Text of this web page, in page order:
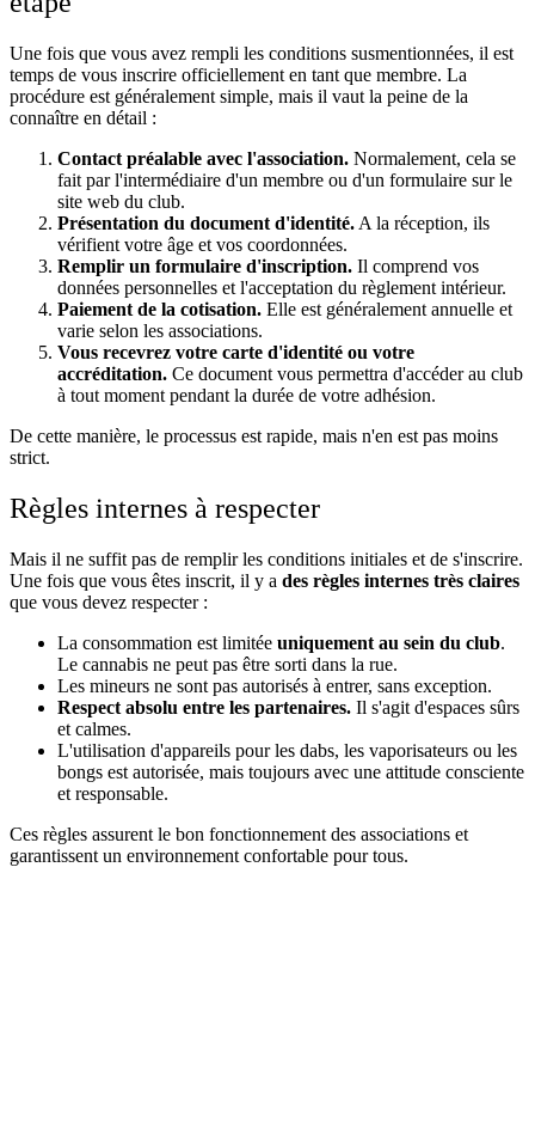
Une fois que vous avez rempli les conditions susmentionnées, il est
temps de vous inscrire officiellement en tant que membre. La
procédure est généralement simple, mais il vaut la peine de la
connaître en détail :
Contact préalable avec l'association. Normalement, cela se
fait par l'intermédiaire d'un membre ou d'un formulaire sur le
site web du club.
Présentation du document d'identité. A la réception, ils
vérifient votre âge et vos coordonnées.
Remplir un formulaire d'inscription. Il comprend vos
données personnelles et l'acceptation du règlement intérieur.
Paiement de la cotisation. Elle est généralement annuelle et
varie selon les associations.
Vous recevrez votre carte d'identité ou votre
accréditation. Ce document vous permettra d'accéder au club
à tout moment pendant la durée de votre adhésion.
De cette manière, le processus est rapide, mais n'en est pas moins
strict.
Règles internes à respecter
Mais il ne suffit pas de remplir les conditions initiales et de s'inscrire.
Une fois que vous êtes inscrit, il y a des règles internes très claires
que vous devez respecter :
La consommation est limitée uniquement au sein du club.
Le cannabis ne peut pas être sorti dans la rue.
Les mineurs ne sont pas autorisés à entrer, sans exception.
Respect absolu entre les partenaires. Il s'agit d'espaces sûrs
et calmes.
L'utilisation d'appareils pour les dabs, les vaporisateurs ou les
bongs est autorisée, mais toujours avec une attitude consciente
et responsable.
Ces règles assurent le bon fonctionnement des associations et
garantissent un environnement confortable pour tous.